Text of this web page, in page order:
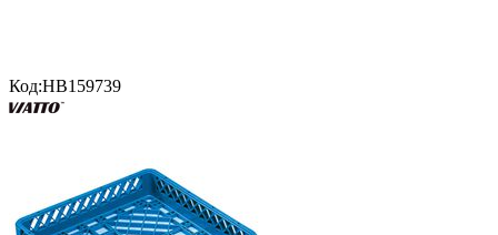
Код:HB159739